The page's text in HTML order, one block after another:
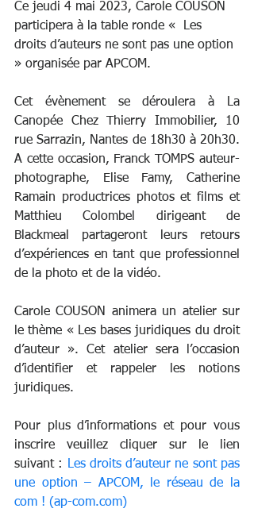
Ce jeudi 4 mai 2023, Carole COUSON
participera à la table ronde «  Les
droits d’auteurs ne sont pas une option
» organisée par APCOM.
Cet évènement se déroulera à
La
Canopée Chez Thierry Immobilier, 10
rue Sarrazin, Nantes de 18h30 à 20h30.
A cette occasion, Franck TOMPS auteur-
photographe, Elise Famy, Catherine
Ramain productrices photos et films et
Matthieu Colombel dirigeant de
Blackmeal partageront leurs retours
d’expériences en tant que professionnel
de la photo et de la vidéo.
Carole COUSON animera un atelier sur
le thème « Les bases juridiques du droit
d’auteur ». Cet atelier sera l’occasion
d’identifier et rappeler les notions
juridiques.
Pour plus d’informations et pour vous
inscrire veuillez cliquer sur le lien
suivant :
Les droits d’auteur ne sont pas
une option – APCOM, le réseau de la
com ! (ap-com.com)